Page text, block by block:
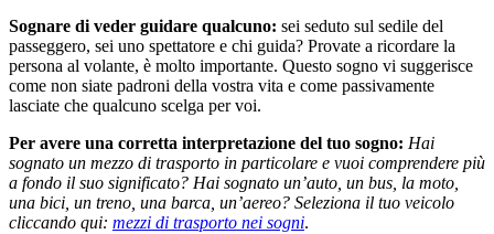
Sognare di veder guidare qualcuno: sei seduto sul sedile del
passeggero, sei uno spettatore e chi guida? Provate a ricordare la
persona al volante, è molto importante. Questo sogno vi suggerisce
come non siate padroni della vostra vita e come passivamente
lasciate che qualcuno scelga per voi.
Per avere una corretta interpretazione del tuo sogno: Hai
sognato un mezzo di trasporto in particolare e vuoi comprendere più
a fondo il suo significato? Hai sognato un’auto, un bus, la moto,
una bici, un treno, una barca, un’aereo? Seleziona il tuo veicolo
cliccando qui: mezzi di trasporto nei sogni.